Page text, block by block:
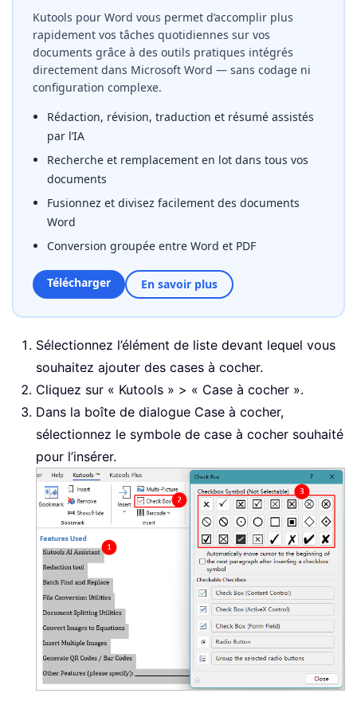
Kutools pour Word vous permet d’accomplir plus
rapidement vos tâches quotidiennes sur vos
documents grâce à des outils pratiques intégrés
directement dans Microsoft Word — sans codage ni
configuration complexe.
Rédaction, révision, traduction et résumé assistés
par l’IA
Recherche et remplacement en lot dans tous vos
documents
Fusionnez et divisez facilement des documents
Word
Conversion groupée entre Word et PDF
Télécharger En savoir plus
Sélectionnez l’élément de liste devant lequel vous
souhaitez ajouter des cases à cocher.
Cliquez sur « Kutools » > « Case à cocher ».
Dans la boîte de dialogue Case à cocher,
sélectionnez le symbole de case à cocher souhaité
pour l’insérer.